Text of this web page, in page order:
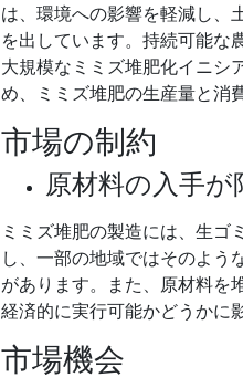
は、環境への影響を軽減し、
を出しています。持続可能な
大規模なミミズ堆肥化イニシ
め、ミミズ堆肥の生産量と消
市場の制約
原材料の入手が
ミミズ堆肥の製造には、生
し、一部の地域ではそのよう
があります。また、原材料を
経済的に実行可能かどうかに
市場機会